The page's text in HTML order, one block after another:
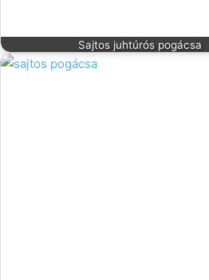
Sajtos juhtúrós pogácsa